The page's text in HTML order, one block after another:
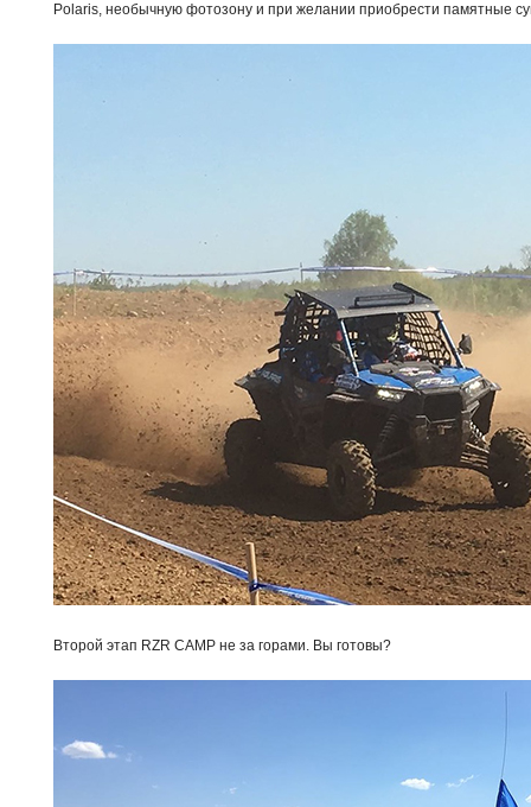
Polaris, необычную фотозону и при желании приобрести памятные
Второй этап RZR CAMP не за горами. Вы готовы?